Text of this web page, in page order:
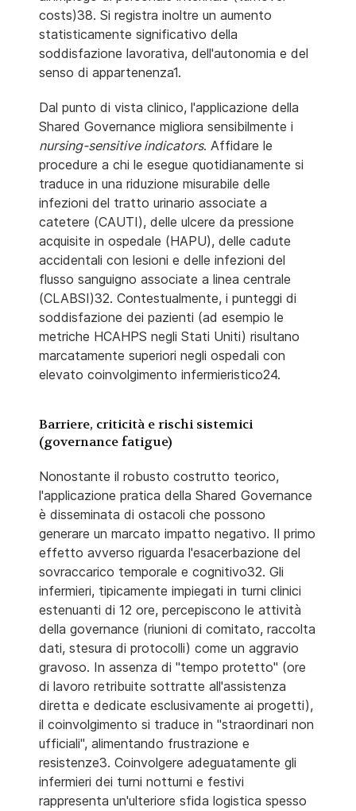
costs)38. Si registra inoltre un aumento
statisticamente significativo della
soddisfazione lavorativa, dell'autonomia e del
senso di appartenenza1.
Dal punto di vista clinico, l'applicazione della
Shared Governance migliora sensibilmente i
nursing-sensitive indicators. Affidare le
procedure a chi le esegue quotidianamente si
traduce in una riduzione misurabile delle
infezioni del tratto urinario associate a
catetere (CAUTI), delle ulcere da pressione
acquisite in ospedale (HAPU), delle cadute
accidentali con lesioni e delle infezioni del
flusso sanguigno associate a linea centrale
(CLABSI)32. Contestualmente, i punteggi di
soddisfazione dei pazienti (ad esempio le
metriche HCAHPS negli Stati Uniti) risultano
marcatamente superiori negli ospedali con
elevato coinvolgimento infermieristico24.
Barriere, criticità e rischi sistemici
(governance fatigue)
Nonostante il robusto costrutto teorico,
l'applicazione pratica della Shared Governance
è disseminata di ostacoli che possono
generare un marcato impatto negativo. Il primo
effetto avverso riguarda l'esacerbazione del
sovraccarico temporale e cognitivo32. Gli
infermieri, tipicamente impiegati in turni clinici
estenuanti di 12 ore, percepiscono le attività
della governance (riunioni di comitato, raccolta
dati, stesura di protocolli) come un aggravio
gravoso. In assenza di "tempo protetto" (ore
di lavoro retribuite sottratte all'assistenza
diretta e dedicate esclusivamente ai progetti),
il coinvolgimento si traduce in "straordinari non
ufficiali", alimentando frustrazione e
resistenze3. Coinvolgere adeguatamente gli
infermieri dei turni notturni e festivi
rappresenta un'ulteriore sfida logistica spesso